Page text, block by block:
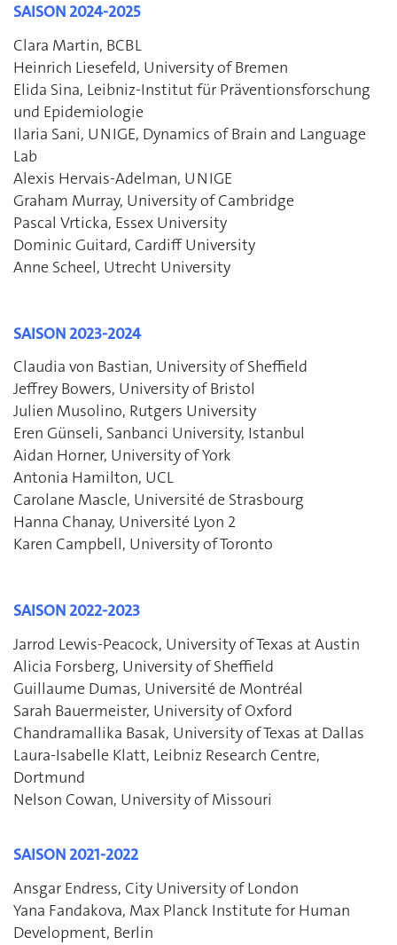
SAISON 2024-2025
Clara Martin, BCBL
Heinrich Liesefeld, University of Bremen
Elida Sina, Leibniz-Institut für Präventionsforschung
und Epidemiologie
Ilaria Sani, UNIGE, Dynamics of Brain and Language
Lab
Alexis Hervais-Adelman, UNIGE
Graham Murray, University of Cambridge
Pascal Vrticka, Essex University
Dominic Guitard, Cardiff University
Anne Scheel, Utrecht University
SAISON 2023-2024
Claudia von Bastian, University of Sheffield
Jeffrey Bowers, University of Bristol
Julien Musolino, Rutgers University
Eren Günseli, Sanbanci University, Istanbul
Aidan Horner, University of York
Antonia Hamilton, UCL
Carolane Mascle, Université de Strasbourg
Hanna Chanay, Université Lyon 2
Karen Campbell, University of Toronto
SAISON 2022-2023
Jarrod Lewis-Peacock, University of Texas at Austin
Alicia Forsberg, University of Sheffield
Guillaume Dumas, Université de Montréal
Sarah Bauermeister, University of Oxford
Chandramallika Basak, University of Texas at Dallas
Laura-Isabelle Klatt, Leibniz Research Centre,
Dortmund
Nelson Cowan, University of Missouri
SAISON 2021-2022
Ansgar Endress, City University of London
Yana Fandakova, Max Planck Institute for Human
Development, Berlin